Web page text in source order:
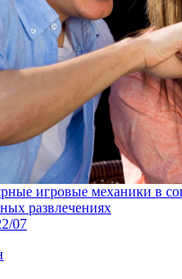
игровые механики в
развлечениях
07